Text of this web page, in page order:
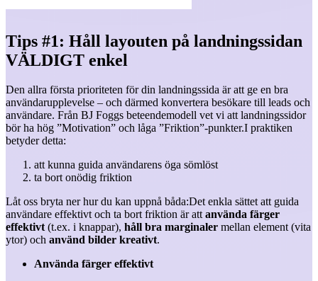
Tips #1: Håll layouten på landningssidan
VÄLDIGT enkel
Den allra första prioriteten för din landningssida är att ge en bra
användarupplevelse – och därmed konvertera besökare till leads och
användare. Från BJ Foggs beteendemodell vet vi att landningssidor
bör ha hög ”Motivation” och låga ”Friktion”-punkter.I praktiken
betyder detta:
att kunna guida användarens öga sömlöst
ta bort onödig friktion
Låt oss bryta ner hur du kan uppnå båda:Det enkla sättet att guida
användare effektivt och ta bort friktion är attanvända färger
effektivt(t.ex. i knappar), håll bra marginaler mellan element (vita
ytor) och använd bilder kreativt.
Använda färger effektivt